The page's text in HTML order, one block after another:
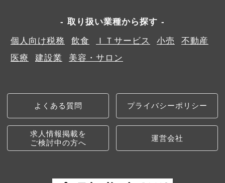
取り扱い業種から探す
個人向け税務
飲食 ＩＴサービス 小売
不動産
医療
建設業 美容・サロン
よくある質問 プライバシーポリシー
求人情報掲載を
ご検討中の方へ
運営会社